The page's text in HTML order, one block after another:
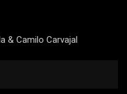
& Camilo Carvajal